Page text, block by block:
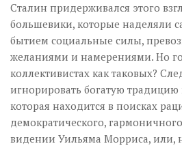
Сталин придерживался этого
большевики, которые наделяли
бытием социальные силы,
желаниями и намерениями. Но
коллективистах как таковых?
игнорировать богатую традицию
которая находится в поисках
демократического,
видении Уильяма Морриса, или,